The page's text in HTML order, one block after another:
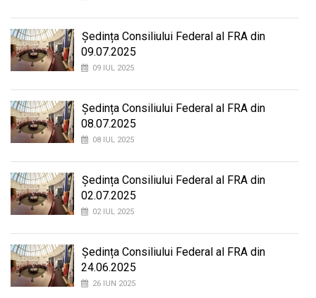
Ședința Consiliului Federal al FRA din
09.07.2025
09 IUL 2025
Ședința Consiliului Federal al FRA din
08.07.2025
08 IUL 2025
Ședința Consiliului Federal al FRA din
02.07.2025
02 IUL 2025
Ședința Consiliului Federal al FRA din
24.06.2025
26 IUN 2025